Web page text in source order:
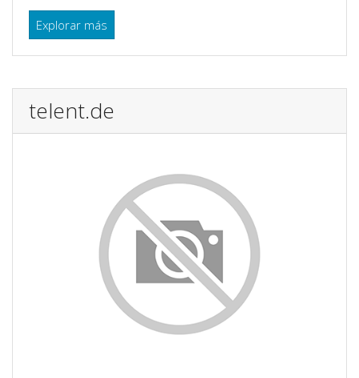
Explorar más
telent.de